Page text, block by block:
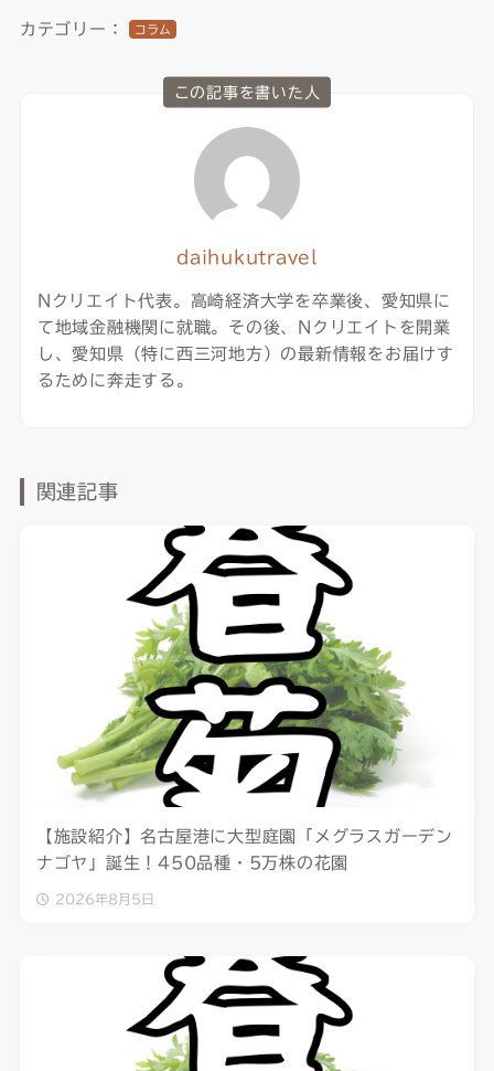
カテゴリー： コラム
この記事を書いた人
daihukutravel
Nクリエイト代表。高崎経済大学を卒業後、愛知県に
て地域金融機関に就職。その後、Nクリエイトを開業
し、愛知県（特に西三河地方）の最新情報をお届けす
るために奔走する。
関連記事
【施設紹介】名古屋港に大型庭園「メグラスガーデン
ナゴヤ」誕生！450品種・5万株の花園
2026年8月5日